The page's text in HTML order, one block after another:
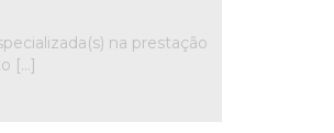
na prestação
[…]